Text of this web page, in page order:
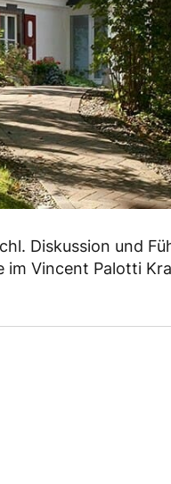
Diskussion und
im Vincent Palotti